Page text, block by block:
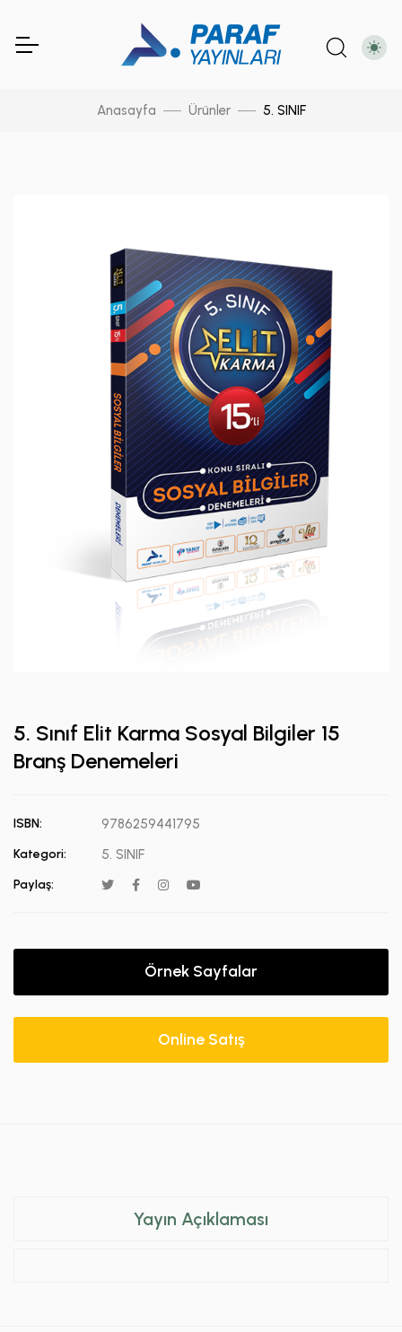
Anasayfa Ürünler 5. SINIF
5. Sınıf Elit Karma Sosyal Bilgiler 15
Branş Denemeleri
ISBN: 9786259441795
Kategori: 5. SINIF
Paylaş:
Örnek Sayfalar
Online Satış
Yayın Açıklaması